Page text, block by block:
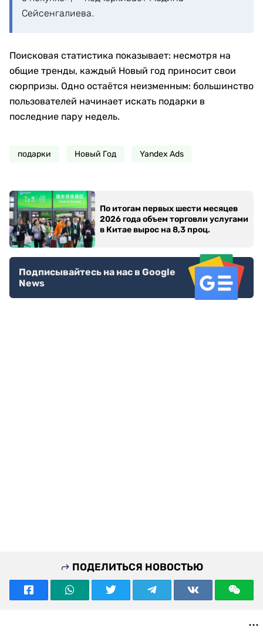
Сейсенгалиева.
Поисковая статистика показывает: несмотря на
общие тренды, каждый Новый год приносит свои
сюрпризы. Одно остаётся неизменным: большинство
пользователей начинает искать подарки в
последние пару недель.
подарки Новый Год Yandex Ads
По итогам первых шести месяцев
2026 года объем торговли услугами
в Китае вырос на 8,3 проц.
Подписывайтесь на нас в Google
News
ПОДЕЛИТЬСЯ НОВОСТЬЮ